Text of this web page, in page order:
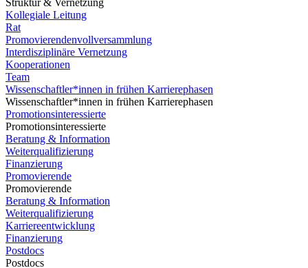
Struktur & Vernetzung
Kollegiale Leitung
Rat
Promovierendenvollversammlung
Interdisziplinäre Vernetzung
Kooperationen
Team
Wissenschaftler*innen in frühen Karrierephasen
Wissenschaftler*innen in frühen Karrierephasen
Promotionsinteressierte
Promotionsinteressierte
Beratung & Information
Weiterqualifizierung
Finanzierung
Promovierende
Promovierende
Beratung & Information
Weiterqualifizierung
Karriereentwicklung
Finanzierung
Postdocs
Postdocs